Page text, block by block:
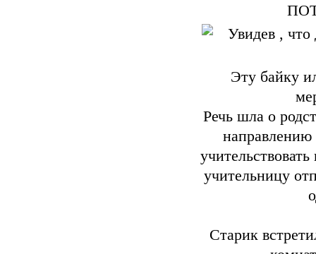
Эту байку
Речь шла о
направлению
учительницу
Старик